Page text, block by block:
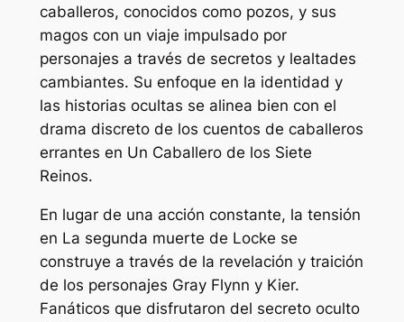
caballeros, conocidos como pozos, y sus
magos con un viaje impulsado por
personajes a través de secretos y lealtades
cambiantes. Su enfoque en la identidad y
las historias ocultas se alinea bien con el
drama discreto de los cuentos de caballeros
errantes en Un Caballero de los Siete
Reinos.
En lugar de una acción constante, la tensión
en La segunda muerte de Locke se
construye a través de la revelación y traición
de los personajes Gray Flynn y Kier.
Fanáticos que disfrutaron del secreto oculto